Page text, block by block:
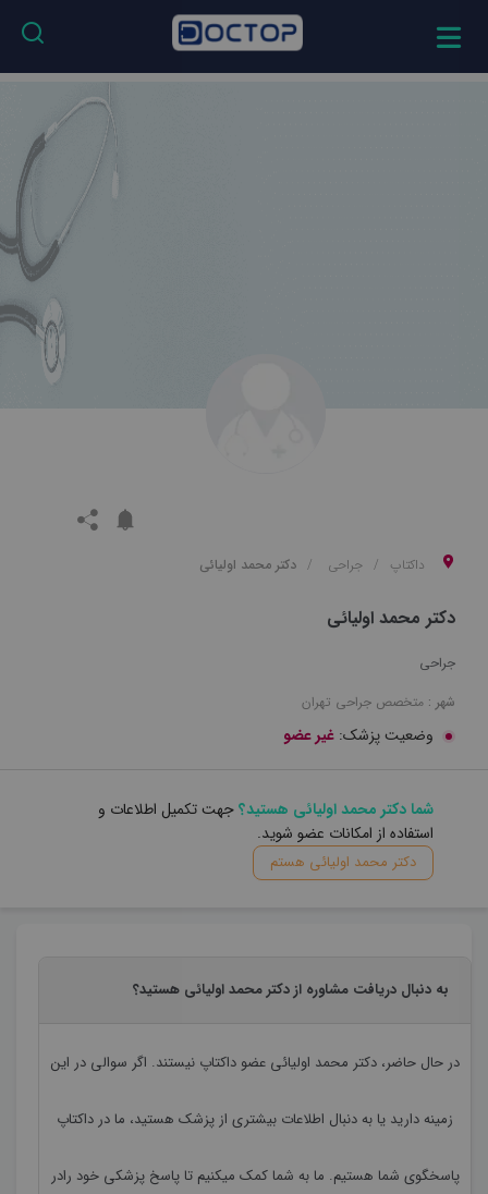
داکتاپ جراحی دکتر محمد اولیائی
دکتر محمد اولیائی
جراحی
شهر : متخصص جراحی تهران
وضعیت پزشک: غیر عضو
شما دکتر محمد اولیائی هستید؟جهت تکمیل اطلاعات و
استفاده از امکانات عضو شوید.
دکتر محمد اولیائی هستم
به دنبال دریافت مشاوره از دکتر محمد اولیائی هستید؟
در حال حاضر،دکتر محمد اولیائی عضو داکتاپ نیستند. اگر سوالی در این
زمینه دارید یا به دنبال اطلاعات بیشتری از پزشک هستید، ما در داکتاپ
پاسخگوی شما هستیم. ما به شما کمک میکنیم تا پاسخ پزشکی خود رادر